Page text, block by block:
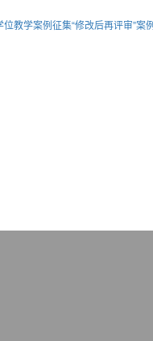
教学案例征集“修改后再评审”案